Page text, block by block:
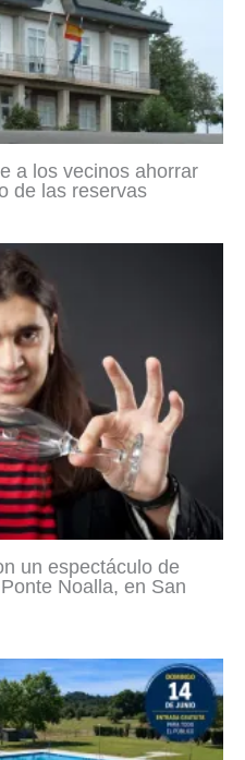
a los vecinos ahorrar
de las reservas
un espectáculo de
Noalla, en San